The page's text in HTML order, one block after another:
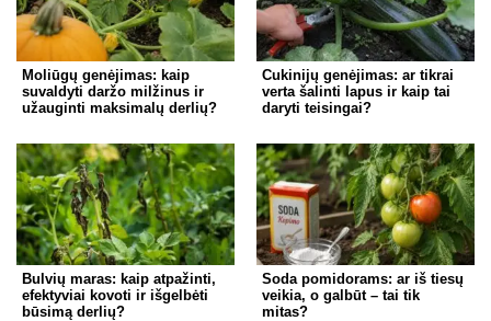
Moliūgų genėjimas: kaip
suvaldyti daržo milžinus ir
užauginti maksimalų derlių?
Cukinijų genėjimas: ar tikrai
verta šalinti lapus ir kaip tai
daryti teisingai?
Bulvių maras: kaip atpažinti,
efektyviai kovoti ir išgelbėti
būsimą derlių?
Soda pomidorams: ar iš tiesų
veikia, o galbūt – tai tik
mitas?